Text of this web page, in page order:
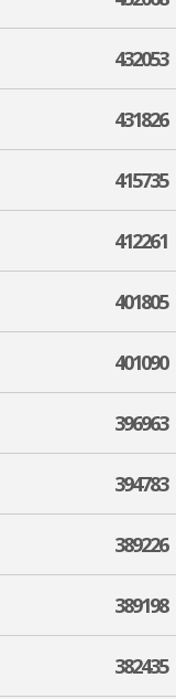
432053
431826
415735
412261
401805
401090
396963
394783
389226
389198
382435